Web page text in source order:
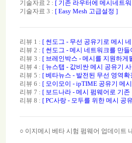
기술자료 2 : [ 기존 라우터에 메시네트
기술자료 3 : [ Easy Mesh 고급설정 ]
리뷰 1 : [ 썬도그 - 무선 공유기로 메시
리뷰 2 : [ 썬도그 - 메시 네트워크를 만
리뷰 3 : [ 브레인박스 - 메시를 지원하게
리뷰 4 : [ 뉴스탭 - 값비싼 메시 공유기
리뷰 5 : [ 베타뉴스 - 발전된 무선 영역
리뷰 6 : [ 모이모이 - ipTIME 공유기 메
리뷰 7 : [ 보드나라 - 메시 펌웨어로 기
리뷰 8 : [ PC사랑 - 모두를 위한 메시 공
○ 이지메시 베타 시험 펌웨어 업데이트